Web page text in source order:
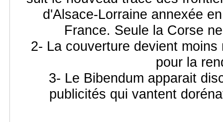
d'Alsace-Lorraine annexée
France. Seule la Corse
2- La couverture devient
pour la
3- Le Bibendum apparait
publicités qui vantent